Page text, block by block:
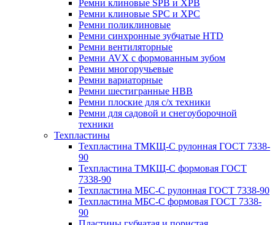
Ремни клиновые SPB и XPB
Ремни клиновые SPC и XPC
Ремни поликлиновые
Ремни синхронные зубчатые HTD
Ремни вентиляторные
Ремни AVX с формованным зубом
Ремни многоручьевые
Ремни вариаторные
Ремни шестигранные HBB
Ремни плоские для с/х техники
Ремни для садовой и снегоуборочной
техники
Техпластины
Техпластина ТМКЩ-С рулонная ГОСТ 7338-
90
Техпластина ТМКЩ-С формовая ГОСТ
7338-90
Техпластина МБС-С рулонная ГОСТ 7338-90
Техпластина МБС-С формовая ГОСТ 7338-
90